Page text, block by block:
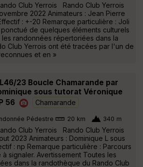
Club Yerrois Rando Club Yerrois
2022 Animateurs : Jean Pierre
: +-20 Remarque particulière : Joli
de quelques éléments culturels
les randonnées répertoriées dans la
Club Yerrois ont été tracées par l'un de
et en »
23 Boucle Chamarande par
sous tutorat Véronique
56
Chamarande
Pédestre 20 km 340 m
Club Yerrois Rando Club Yerrois
2023 Animateurs : Dominique L sous
: np Remarque particulière : Parcours
signaler. Avertissement Toutes les
dans la randothèque du Rando Club